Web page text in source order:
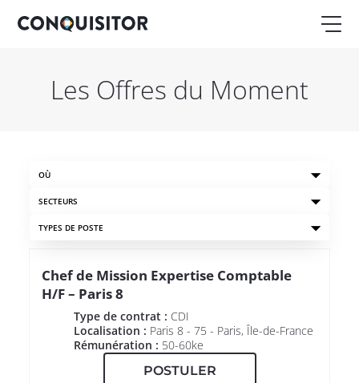
Les Offres du Moment
OÙ
SECTEURS
TYPES DE POSTE
Chef de Mission Expertise Comptable
H/F – Paris 8
Type de contrat : CDI
Localisation : Paris 8 - 75 - Paris, Île-de-France
Rémunération : 50-60ke
POSTULER